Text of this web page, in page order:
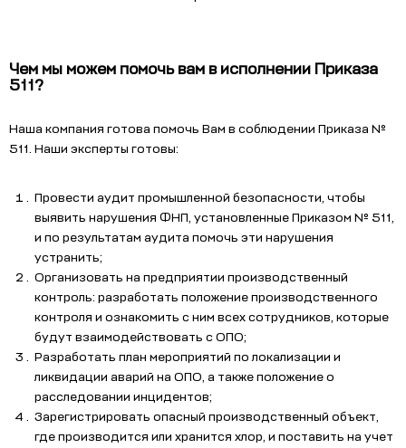
Чем мы можем помочь вам в исполнении Приказа
511?
Наша компания готова помочь Вам в соблюдении Приказа №
511. Наши эксперты готовы:
Провести аудит промышленной безопасности, чтобы
выявить нарушения ФНП, установленные Приказом № 511,
и по результатам аудита помочь эти нарушения
устранить;
Организовать на предприятии производственный
контроль: разработать положение производственного
контроля и ознакомить с ним всех сотрудников, которые
будут взаимодействовать с ОПО;
Разработать план мероприятий по локализации и
ликвидации аварий на ОПО, а также положение о
расследовании инцидентов;
Зарегистрировать опасный производственный объект,
где производится или хранится хлор, и поставить на учет